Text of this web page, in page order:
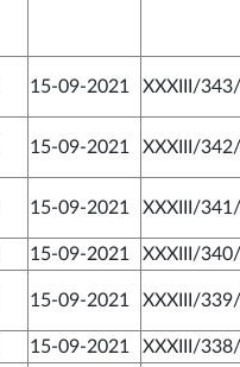
15-09-2021 XXXIII/
15-09-2021 XXXIII/
15-09-2021 XXXIII/
15-09-2021 XXXIII/
15-09-2021 XXXIII/
15-09-2021 XXXIII/